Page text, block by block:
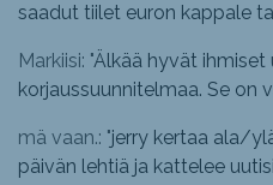
saadut tiilet euron kappale
Markiisi: "Älkää hyvät
korjaussuunnitelmaa. Se on
mä vaan.: "jerry kertaa ala/
päivän lehtiä ja kattelee